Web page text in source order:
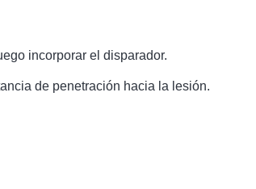
incorporar el disparador.
de penetración hacia la lesión.